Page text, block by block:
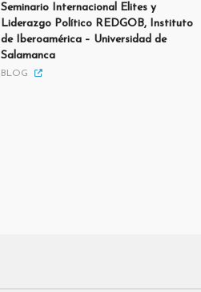
Seminario Internacional Elites y
Liderazgo Político REDGOB, Instituto
de Iberoamérica – Universidad de
Salamanca
BLOG